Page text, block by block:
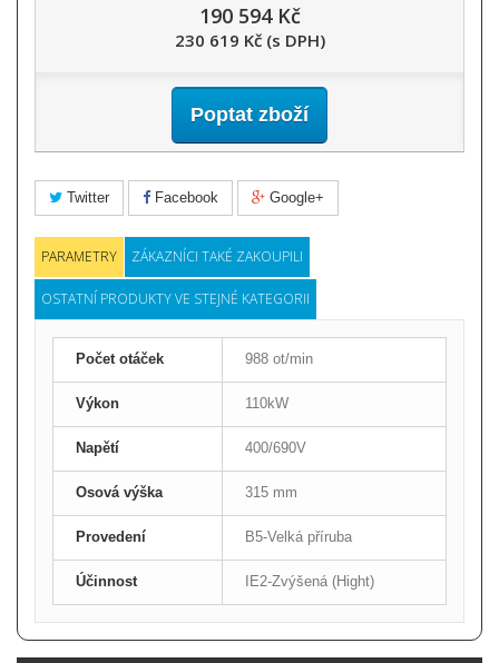
190 594 Kč
230 619 Kč (s DPH)
Poptat zboží
Twitter Facebook Google+
PARAMETRY ZÁKAZNÍCI TAKÉ ZAKOUPILI
OSTATNÍ PRODUKTY VE STEJNÉ KATEGORII
Počet otáček 988 ot/min
Výkon 110kW
Napětí 400/690V
Osová výška 315 mm
Provedení B5-Velká příruba
Účinnost IE2-Zvýšená (Hight)